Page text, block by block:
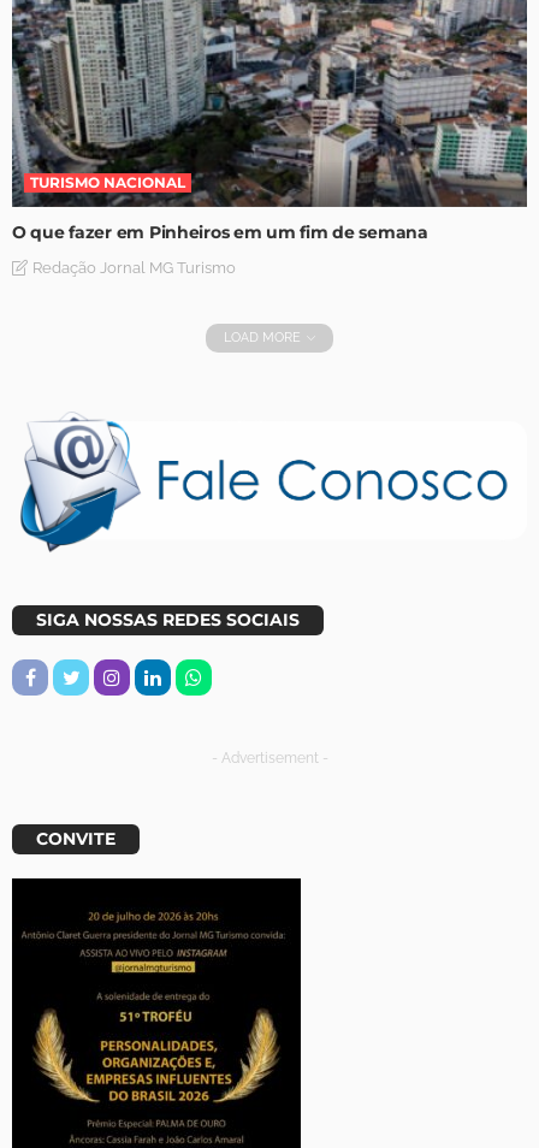
TURISMO NACIONAL
O que fazer em Pinheiros em um fim de semana
Redação Jornal MG Turismo
LOAD MORE
SIGA NOSSAS REDES SOCIAIS
- Advertisement -
CONVITE